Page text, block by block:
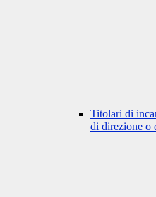
Titolari di
di direzione o